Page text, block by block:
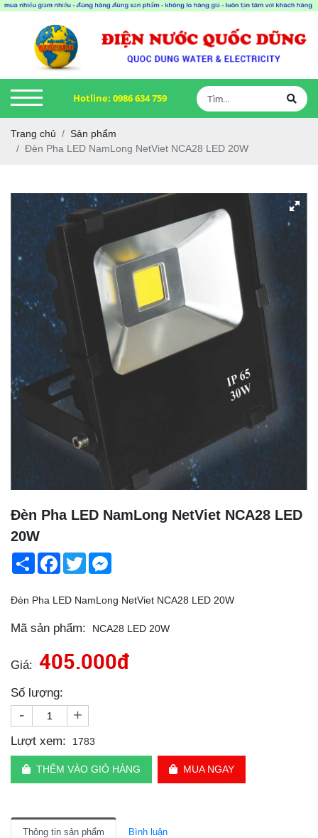
Hotline: 0986 634 759
Trang chủ
Sản phẩm
Đèn Pha LED NamLong NetViet NCA28 LED 20W
Đèn Pha LED NamLong NetViet NCA28 LED
20W
Share Facebook
Twitter
Đèn Pha LED NamLong NetViet NCA28 LED 20W
Mã sản phẩm: NCA28 LED 20W
Giá: 405.000đ
Số lượng:
- +
Lượt xem: 1783
THÊM VÀO GIỎ HÀNG MUA NGAY
Thông tin sản phẩm Bình luận